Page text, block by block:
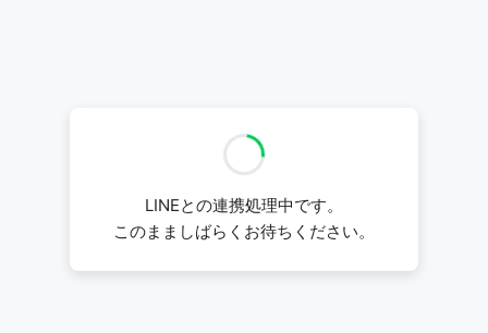
LINEとの連携処理中です。
このまましばらくお待ちください。